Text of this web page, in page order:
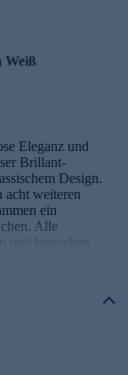
Weiß
Eleganz und
Brillant-
Design.
weiteren
ein
Alle
bestechen
exzellenten
in
den perfekten
seinen Maßen